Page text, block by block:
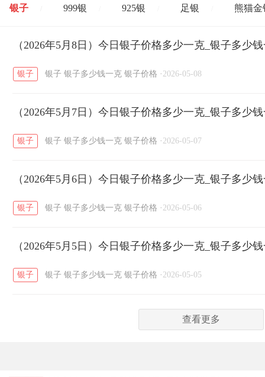
银子 999银 925银 足银 熊猫金
开国纪念币 大清银币 / 长城币 / 老
菜百 周生生 周大生
六福 / 金至尊 / 潮宏基 / 亚一金店
（2026年5月8日）今日银子价格多少一克_银子多少
银子 银子 银子多少钱一克 银子价格 · 2026-05-08
（2026年5月7日）今日银子价格多少一克_银子多少
银子 银子 银子多少钱一克 银子价格 · 2026-05-07
（2026年5月6日）今日银子价格多少一克_银子多少
银子 银子 银子多少钱一克 银子价格 · 2026-05-06
（2026年5月5日）今日银子价格多少一克_银子多少
银子 银子 银子多少钱一克 银子价格 · 2026-05-05
查看更多